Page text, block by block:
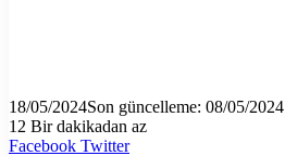
18/05/2024Son güncelleme: 08/05/2024
12 Bir dakikadan az
Facebook TwitterLinkedIn
Tumblr
Pinterest
Reddit
VKontakte
E-
Yazdır